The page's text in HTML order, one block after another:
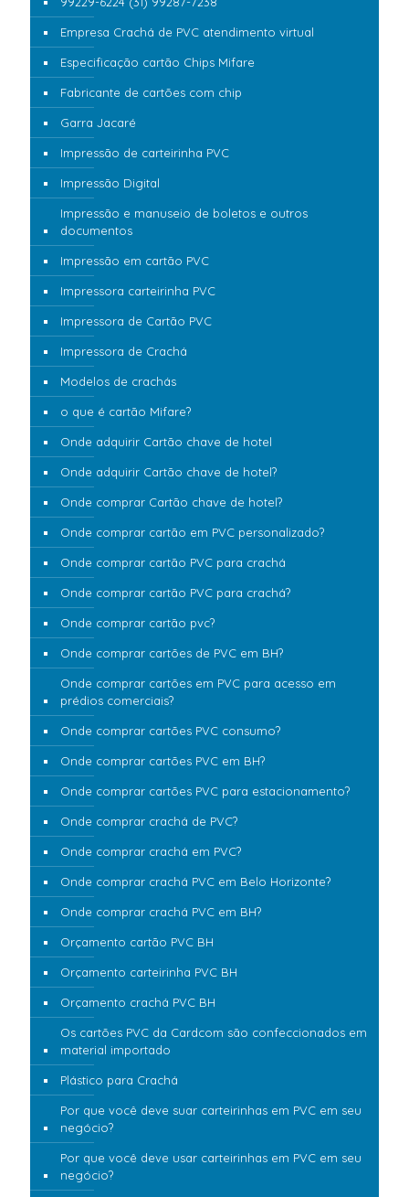
Empresa Crachá de PVC atendimento virtual
Especificação cartão Chips Mifare
Fabricante de cartões com chip
Garra Jacaré
Impressão de carteirinha PVC
Impressão Digital
Impressão e manuseio de boletos e outros
documentos
Impressão em cartão PVC
Impressora carteirinha PVC
Impressora de Cartão PVC
Impressora de Crachá
Modelos de crachás
o que é cartão Mifare?
Onde adquirir Cartão chave de hotel
Onde adquirir Cartão chave de hotel?
Onde comprar Cartão chave de hotel?
Onde comprar cartão em PVC personalizado?
Onde comprar cartão PVC para crachá
Onde comprar cartão PVC para crachá?
Onde comprar cartão pvc?
Onde comprar cartões de PVC em BH?
Onde comprar cartões em PVC para acesso em
prédios comerciais?
Onde comprar cartões PVC consumo?
Onde comprar cartões PVC em BH?
Onde comprar cartões PVC para estacionamento?
Onde comprar crachá de PVC?
Onde comprar crachá em PVC?
Onde comprar crachá PVC em Belo Horizonte?
Onde comprar crachá PVC em BH?
Orçamento cartão PVC BH
Orçamento carteirinha PVC BH
Orçamento crachá PVC BH
Os cartões PVC da Cardcom são confeccionados em
material importado
Plástico para Crachá
Por que você deve suar carteirinhas em PVC em seu
negócio?
Por que você deve usar carteirinhas em PVC em seu
negócio?